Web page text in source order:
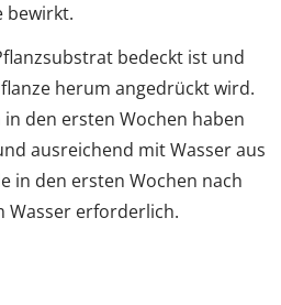
bewirkt.
bedeckt ist und
herum angedrückt wird.
den ersten Wochen haben
ausreichend mit Wasser aus
in den ersten Wochen nach
Wasser erforderlich.